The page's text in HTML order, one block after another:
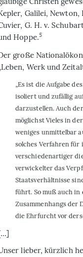
Galilei, Newton,
G. H. v.
Hoppe.5
große
Werk und
„Es ist die Aufgabe
isoliert und zufällig
darzustellen. Auch
möglichst Vieles in
weniges unmittelbar
solches Verfahren für
verschiedenartiger
verwickelter das
Staatsverhältnisse
führt. So muß auch
Zusammenhangs der
die Ehrfurcht vor
lieber, kürzlich